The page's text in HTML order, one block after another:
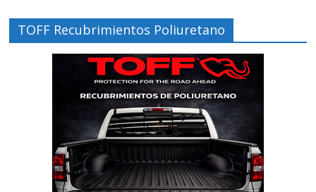
TOFF Recubrimientos Poliuretano